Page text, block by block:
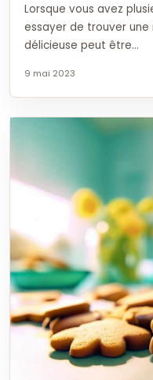
Lorsque vous avez
essayer de trouver
délicieuse peut être...
9 mai 2023